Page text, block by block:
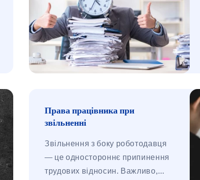
Права працівника при
звільненні
Звільнення з боку роботодавця
— це одностороннє припинення
трудових відносин. Важливо,